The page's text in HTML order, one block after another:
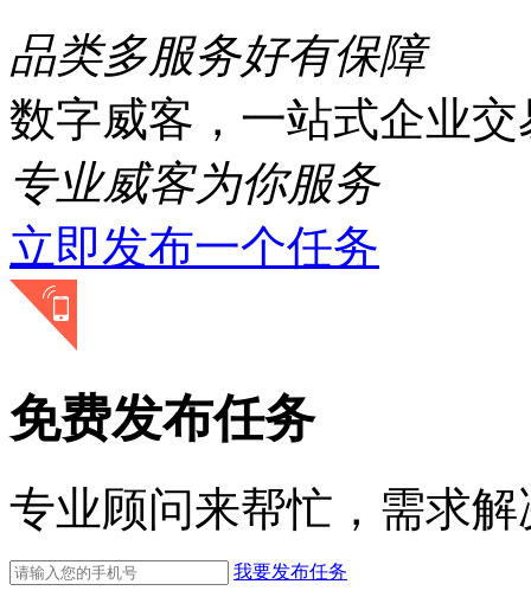
品类多服务好有保障
数字威客，一站式企业
专业威客为你服务
立即发布一个任务
免费发布任务
专业顾问来帮忙，需求
我要发布任务